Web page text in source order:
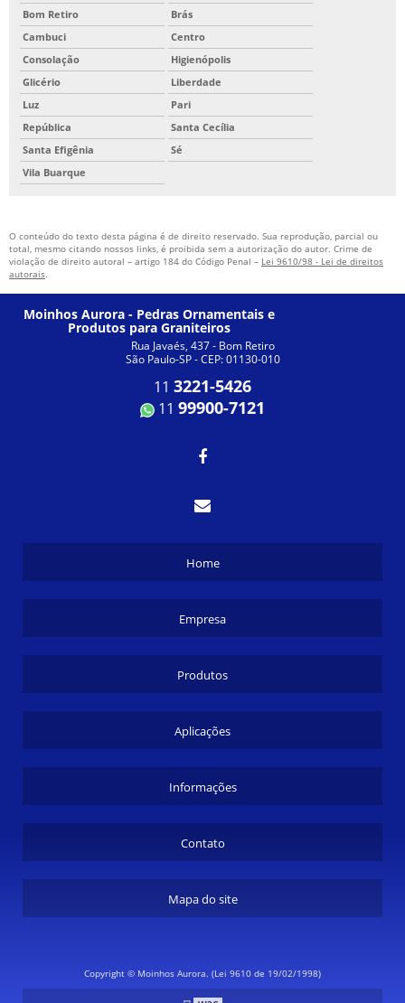
Bom Retiro
Brás
Cambuci
Centro
Consolação
Higienópolis
Glicério
Liberdade
Luz
Pari
República
Santa Cecília
Santa Efigênia
Sé
Vila Buarque
O conteúdo do texto desta página é de direito reservado. Sua reprodução, parcial ou
total, mesmo citando nossos links, é proibida sem a autorização do autor. Crime de
violação de direito autoral – artigo 184 do Código Penal – Lei 9610/98 - Lei de direitos
autorais.
Moinhos Aurora - Pedras Ornamentais e
Produtos para Graniteiros
Rua Javaés, 437 - Bom Retiro
São Paulo-SP - CEP: 01130-010
11 3221-5426
11 99900-7121
Home
Empresa
Produtos
Aplicações
Informações
Contato
Mapa do site
Copyright © Moinhos Aurora. (Lei 9610 de 19/02/1998)